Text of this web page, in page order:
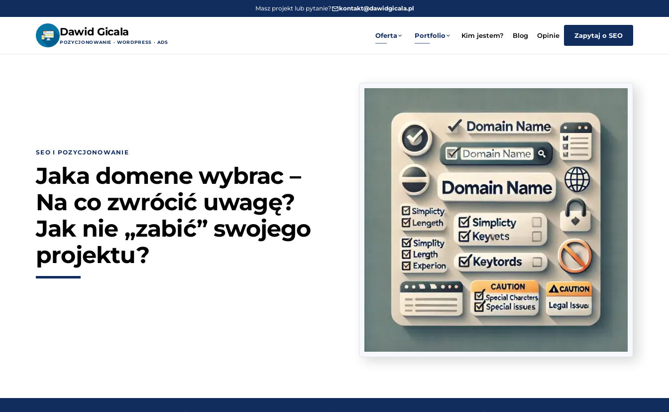
Masz projekt lub pytanie? kontakt@dawidgicala.pl
Dawid Gicala
POZYCJONOWANIE · WORDPRESS · ADS
Oferta Portfolio Kim jestem? Blog Opinie Zapytaj o SEO
SEO I POZYCJONOWANIE
Jaka domene wybrac –
Na co zwrócić uwagę?
Jak nie „zabić” swojego
projektu?